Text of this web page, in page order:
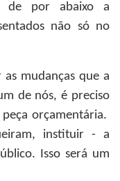
por abaixo a
não só no
mudanças que a
de nós, é preciso
orçamentária.
instituir - a
Isso será um